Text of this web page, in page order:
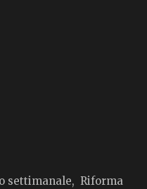
settimanale, Riforma